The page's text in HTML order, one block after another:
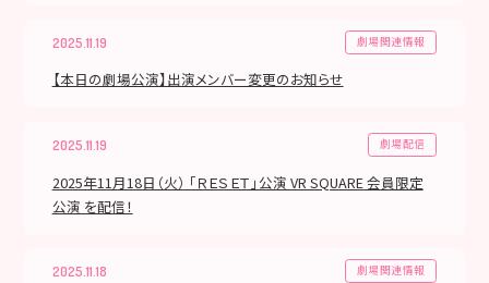
2025.11.19 劇場関連情報
【本日の劇場公演】出演メンバー変更のお知らせ
2025.11.19 劇場配信
2025年11月18日（火） 「ＲＥＳＥＴ」公演 VR SQUARE 会員限定
公演 を配信！
2025.11.18 劇場関連情報